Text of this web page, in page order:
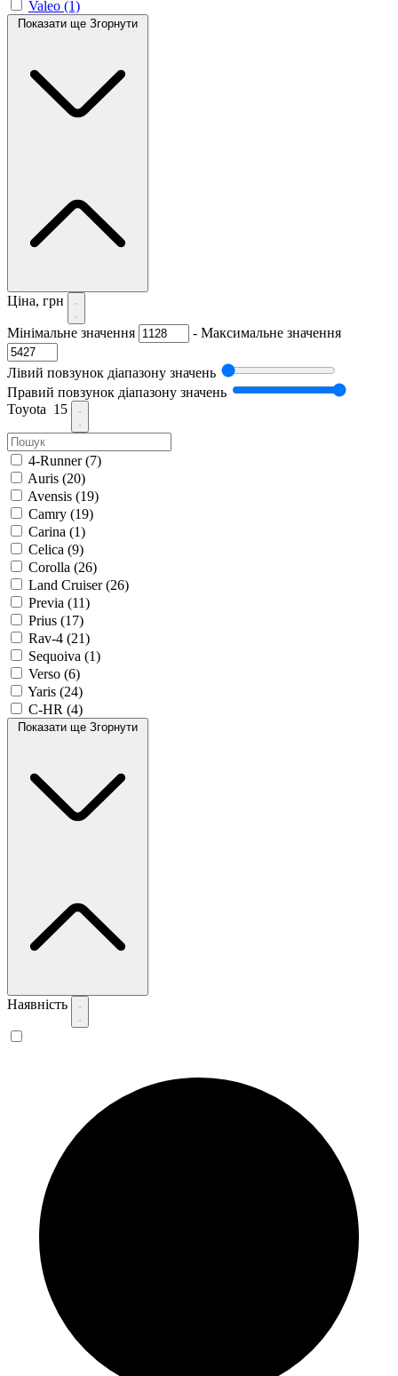
Valeo (1)
Показати ще Згорнути
Ціна, грн
Мінімальне значення - Максимальне значення
Лівий повзунок діапазону значень
Правий повзунок діапазону значень
Toyota 15
4-Runner(7)
Auris (20)
Avensis (19)
Camry (19)
Carina (1)
Celica (9)
Corolla (26)
Land Cruiser(26)
Previa (11)
Prius (17)
Rav-4 (21)
Sequoiva (1)
Verso (6)
Yaris (24)
C-HR (4)
Показати ще Згорнути
Наявність